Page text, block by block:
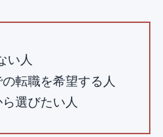
い人
転職を希望する人
選びたい人